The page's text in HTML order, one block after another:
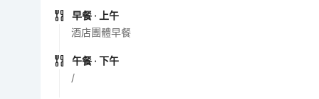
早餐 · 上午
酒店團體早餐
午餐 · 下午
/